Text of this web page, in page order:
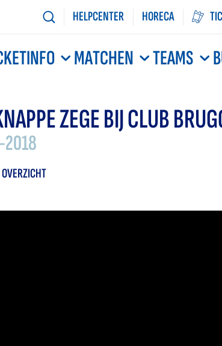
HELPCENTER HORECA
MATCHEN TEAMS
ZEGE BIJ CLUB